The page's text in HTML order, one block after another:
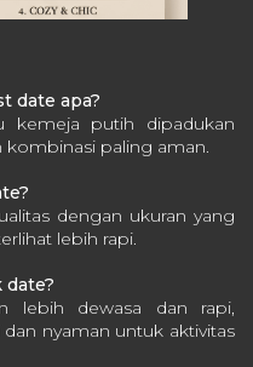
date apa?
kemeja putih dipadukan
kombinasi paling aman.
dengan ukuran yang
lebih rapi.
date?
lebih dewasa dan rapi,
nyaman untuk aktivitas